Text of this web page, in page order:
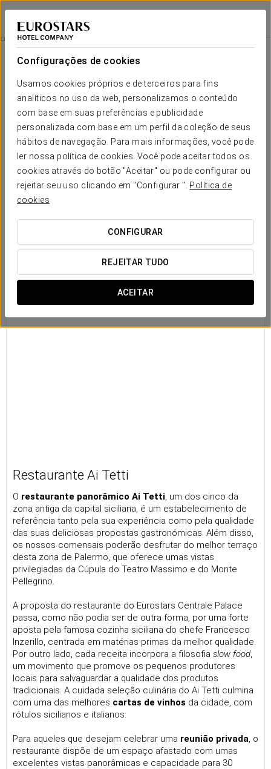
Configurações de cookies
Usamos cookies próprios e de terceiros para fins
analíticos no uso da web, personalizamos o conteúdo
com base em suas preferências e publicidade
personalizada com base em um perfil da coleção de seus
hábitos de navegação. Para mais informações, você pode
ler nossa política de cookies. Você pode aceitar todos os
cookies através do botão "Aceitar" ou pode configurar ou
rejeitar seu uso clicando em "Configurar ". Política de
cookies
CONFIGURAR
REJEITAR TUDO
ACEITAR
Eurostars Centrale Palace
PALERMO
Restauração
Restaurante Ai Tetti
O restaurante panorâmico Ai Tetti, um dos cinco da
zona antiga da capital siciliana, é um estabelecimento de
referência tanto pela sua experiência como pela qualidade
das suas deliciosas propostas gastronómicas. Além disso,
os nossos comensais poderão desfrutar do melhor terraço
desta zona de Palermo, que oferece umas vistas
privilegiadas da Cúpula do Teatro Massimo e do Monte
Pellegrino.
A proposta do restaurante do Eurostars Centrale Palace
passa, como não podia ser de outra forma, por uma forte
aposta pela famosa cozinha siciliana do chefe Francesco
Inzerillo, centrada em matérias primas da melhor qualidade.
Por outro lado, cada receita incorpora a filosofia slow food,
um movimento que promove os pequenos produtores
locais para salvaguardar a qualidade dos produtos
tradicionais. A cuidada seleção culinária do Ai Tetti culmina
com uma das melhores cartas de vinhos da cidade, com
rótulos sicilianos e italianos.
Para aqueles que desejam celebrar uma reunião privada, o
restaurante dispõe de um espaço afastado com umas
excelentes vistas panorâmicas e capacidade para 30